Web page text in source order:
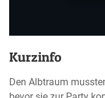
Kurzinfo
Den Albtraum